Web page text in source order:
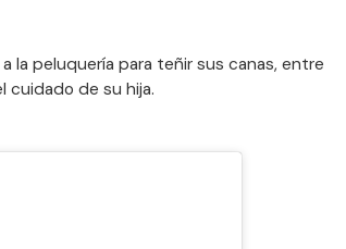
peluquería para teñir sus canas, entre
cuidado de su hija.